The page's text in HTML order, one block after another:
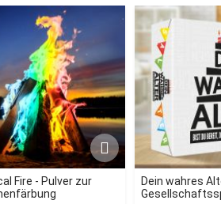
Fire - Pulver zur
Dein wahres